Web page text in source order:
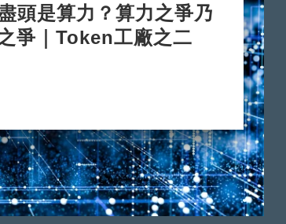
頭是算力？算力之爭乃
爭｜Token工廠之二